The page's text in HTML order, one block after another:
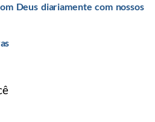
Deus diariamente com nossos